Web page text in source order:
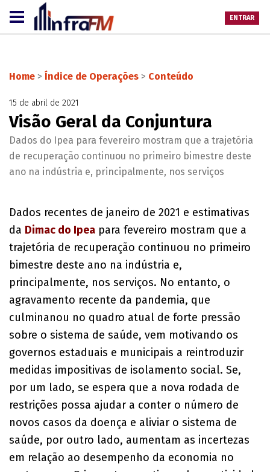
ENTRAR
Home > Índice de Operações > Conteúdo
15 de abril de 2021
Visão Geral da Conjuntura
Dados do Ipea para fevereiro mostram que a trajetória
de recuperação continuou no primeiro bimestre deste
ano na indústria e, principalmente, nos serviços
Dados recentes de janeiro de 2021 e estimativas
da Dimac do Ipea para fevereiro mostram que a
trajetória de recuperação continuou no primeiro
bimestre deste ano na indústria e,
principalmente, nos serviços. No entanto, o
agravamento recente da pandemia, que
culminanou no quadro atual de forte pressão
sobre o sistema de saúde, vem motivando os
governos estaduais e municipais a reintroduzir
medidas impositivas de isolamento social. Se,
por um lado, se espera que a nova rodada de
restrições possa ajudar a conter o número de
novos casos da doença e aliviar o sistema de
saúde, por outro lado, aumentam as incertezas
em relação ao desempenho da economia no